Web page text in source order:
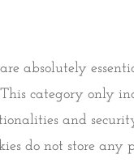
are absolutely
category only
and
do not store any